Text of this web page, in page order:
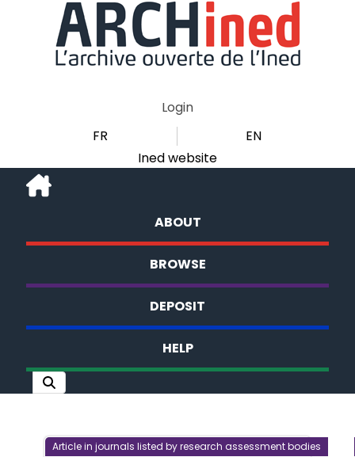
Login
FR
EN
Ined website
ABOUT
BROWSE
DEPOSIT
HELP
Article in journals listed by research assessment bodies